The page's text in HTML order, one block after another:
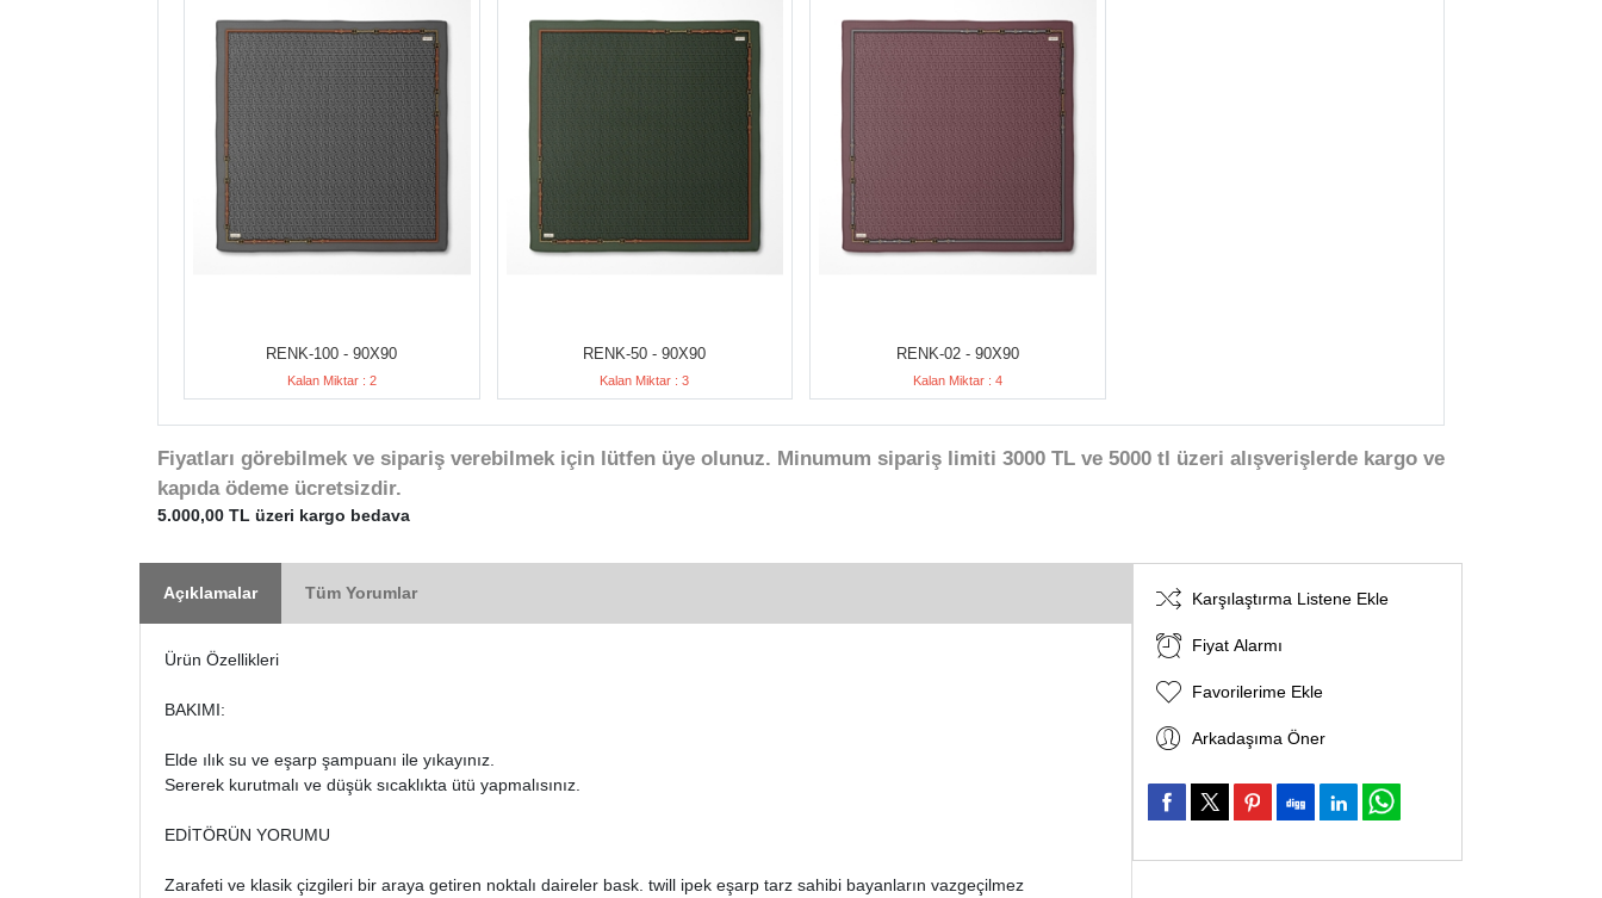
RENK-100 - 90X90
Kalan Miktar : 2
RENK-50 - 90X90
Kalan Miktar : 3
RENK-02 - 90X90
Kalan Miktar : 4
Fiyatları görebilmek ve sipariş verebilmek için lütfen üye olunuz. Minumum sipariş limiti 3000 TL ve 5000 tl üzeri alışverişlerde kargo ve
kapıda ödeme ücretsizdir.
5.000,00 TL üzeri kargo bedava
Açıklamalar Tüm Yorumlar
Ürün Özellikleri
BAKIMI:
Elde ılık su ve eşarp şampuanı ile yıkayınız.
Sererek kurutmalı ve düşük sıcaklıkta ütü yapmalısınız.
EDİTÖRÜN YORUMU
Zarafeti ve klasik çizgileri bir araya getiren noktalı daireler bask. twill ipek eşarp tarz sahibi bayanların vazgeçilmez
Karşılaştırma Listene Ekle
Fiyat Alarmı
Favorilerime Ekle
Arkadaşıma Öner